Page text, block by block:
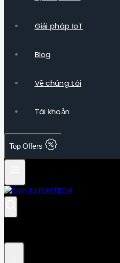
Giải pháp IoT
Blog
Về chúng tôi
Tài khoản
Top Offers